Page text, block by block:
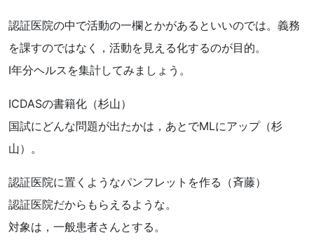
認証医院の中で活動の一欄とかがあるといいのでは。義務
を課すのではなく，活動を見える化するのが目的。
Ⅰ年分ヘルスを集計してみましょう。
ICDASの書籍化（杉山）
国試にどんな問題が出たかは，あとでMLにアップ（杉
山）。
認証医院に置くようなパンフレットを作る（斉藤）
認証医院だからもらえるような。
対象は，一般患者さんとする。